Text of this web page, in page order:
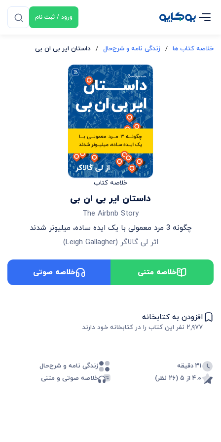
ورود / ثبت نام
خلاصه کتاب ها / زندگی نامه و شرح‌حال / داستان ایر بی ان بی
خلاصه کتاب
داستان ایر بی ان بی
The Airbnb Story
چگونه 3 مرد معمولی با یک ایده ساده، میلیونر شدند
اثر لی گالاگر (
Leigh Gallagher
)
خلاصه متنی خلاصه صوتی
افزودن به کتابخانه
۲,۹۷۷ نفر این کتاب را در کتابخانه خود دارند
۳۱ دقیقه
زندگی نامه و شرح‌حال
۴.۰ از ۵ (۲۶ نظر)
خلاصه صوتی و متنی